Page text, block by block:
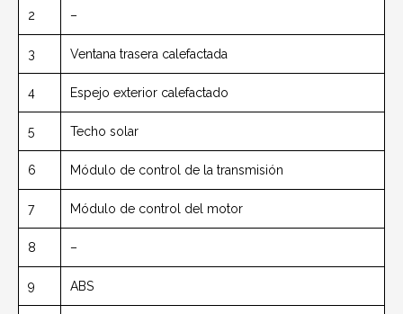
2 –
3 Ventana trasera calefactada
4 Espejo exterior calefactado
5 Techo solar
6 Módulo de control de la transmisión
7 Módulo de control del motor
8 –
9 ABS